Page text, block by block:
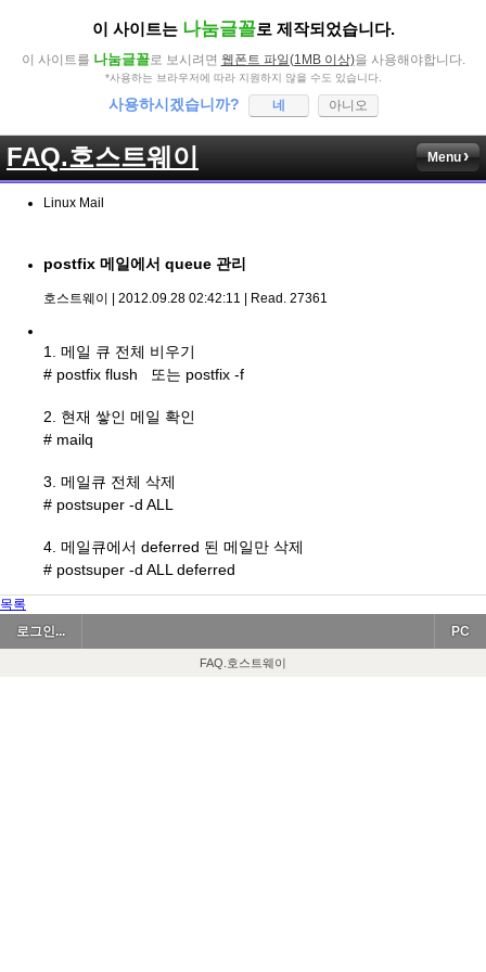
이 사이트는 나눔글꼴로 제작되었습니다.
이 사이트를 나눔글꼴로 보시려면 웹폰트 파일(1MB 이상)을 사용해야합니다.
*사용하는 브라우저에 따라 지원하지 않을 수도 있습니다.
사용하시겠습니까? 네 아니오
FAQ.호스트웨이 Menu
Linux Mail
postfix 메일에서 queue 관리
호스트웨이 | 2012.09.28 02:42:11 | Read. 27361
1. 메일 큐 전체 비우기
# postfix flush 또는 postfix -f
2. 현재 쌓인 메일 확인
# mailq
3. 메일큐 전체 삭제
# postsuper -d ALL
4. 메일큐에서 deferred 된 메일만 삭제
# postsuper -d ALL deferred
목록
로그인...
PC
FAQ.호스트웨이